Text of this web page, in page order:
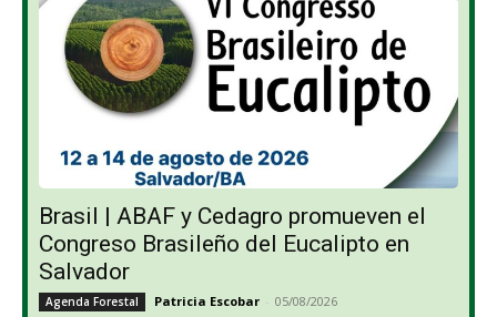
Brasil | ABAF y Cedagro promueven el
Congreso Brasileño del Eucalipto en
Salvador
Agenda Forestal Patricia Escobar - 05/08/2026